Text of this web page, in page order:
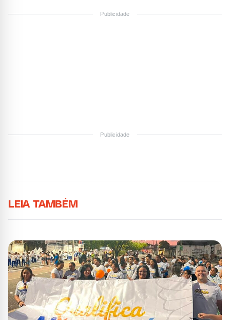
Publicidade
Publicidade
LEIA TAMBÉM